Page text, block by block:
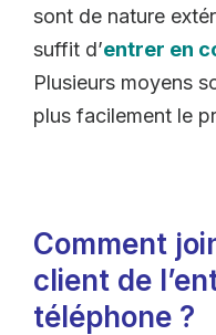
sont de nature
suffit d’entrer en
Plusieurs moyens
plus facilement le
Comment
client de
téléphone ?